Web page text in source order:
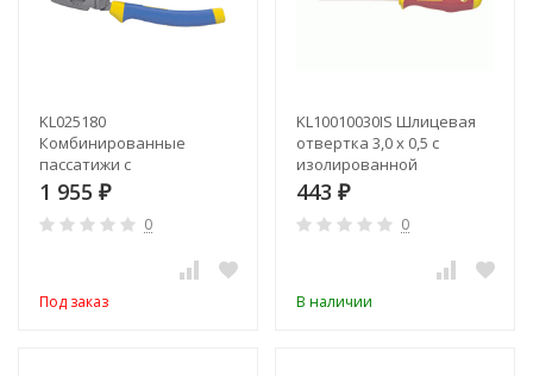
KL025180
Комбинированные
пассатижи с
увеличенным усилием
L=180 мм
1 955 ₽
0
Под заказ
KL10010030IS Шлицевая
отвертка 3,0 х 0,5 с
изолированной
рукояткой (VDE до 1000В)
443 ₽
0
В наличии